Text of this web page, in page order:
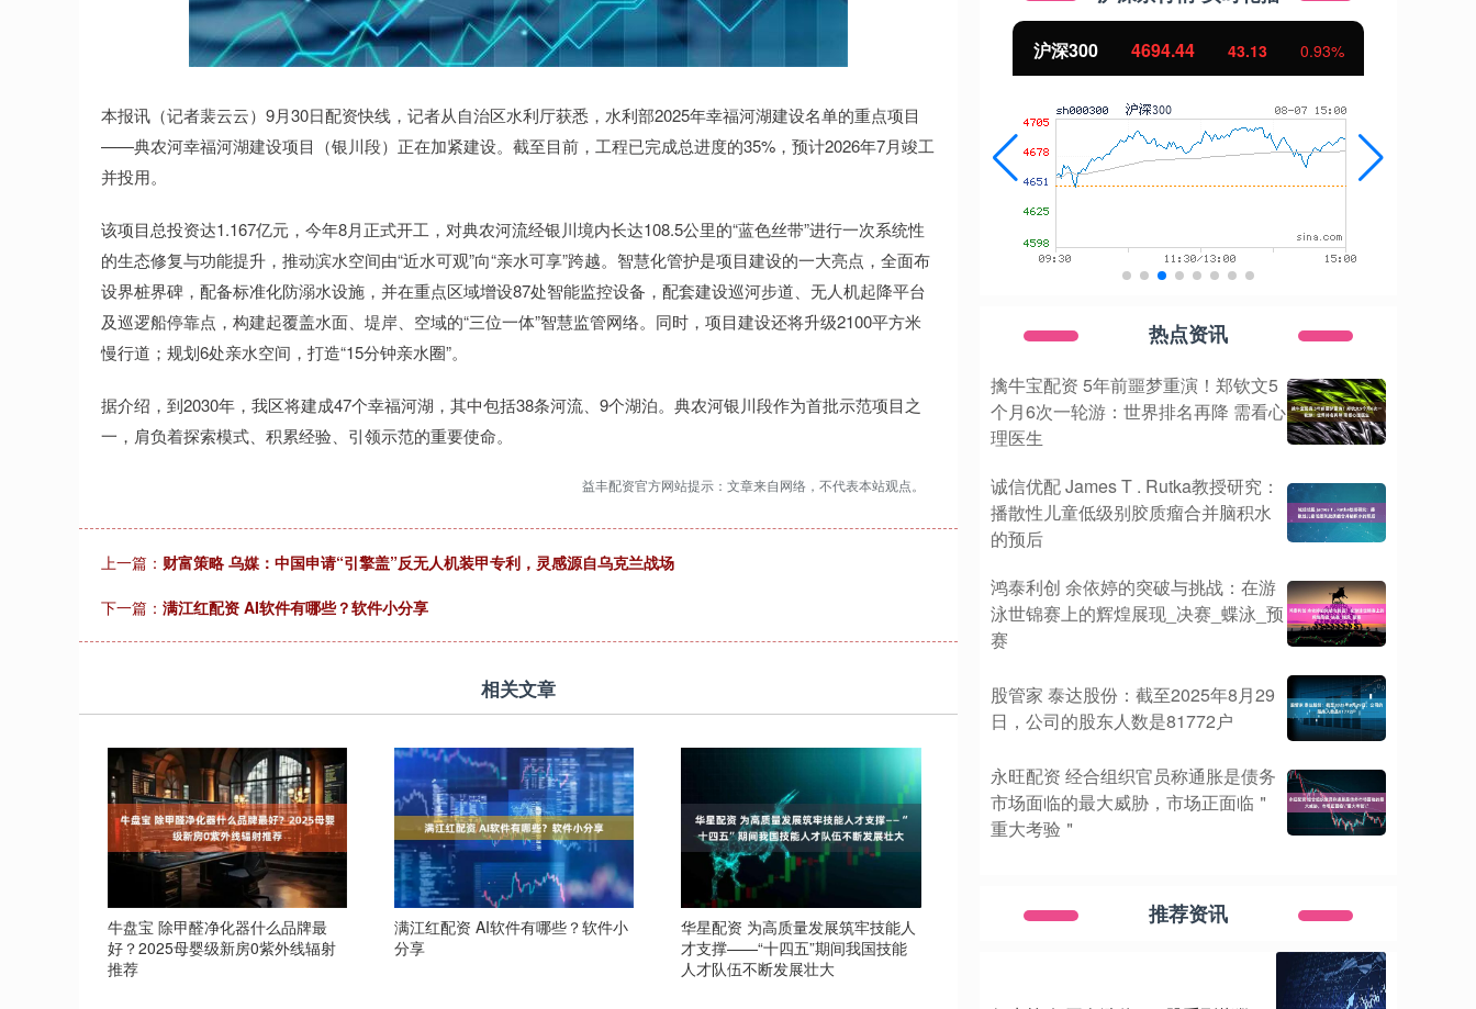
本报讯（记者裴云云）9月30日配资快线，记者从自治区水利厅获悉，水利部2025年幸福河湖建设名单的重点项目
——典农河幸福河湖建设项目（银川段）正在加紧建设。截至目前，工程已完成总进度的35%，预计2026年7月竣工
并投用。
该项目总投资达1.167亿元，今年8月正式开工，对典农河流经银川境内长达108.5公里的“蓝色丝带”进行一次系统性
的生态修复与功能提升，推动滨水空间由“近水可观”向“亲水可享”跨越。智慧化管护是项目建设的一大亮点，全面布
设界桩界碑，配备标准化防溺水设施，并在重点区域增设87处智能监控设备，配套建设巡河步道、无人机起降平台
及巡逻船停靠点，构建起覆盖水面、堤岸、空域的“三位一体”智慧监管网络。同时，项目建设还将升级2100平方米
慢行道；规划6处亲水空间，打造“15分钟亲水圈”。
据介绍，到2030年，我区将建成47个幸福河湖，其中包括38条河流、9个湖泊。典农河银川段作为首批示范项目之
一，肩负着探索模式、积累经验、引领示范的重要使命。
益丰配资官方网站提示：文章来自网络，不代表本站观点。
上一篇： 财富策略 乌媒：中国申请“引擎盖”反无人机装甲专利，灵感源自乌克兰战场
下一篇： 满江红配资 AI软件有哪些？软件小分享
相关文章
牛盘宝 除甲醛净化器什么品牌最
好？2025母婴级新房0紫外线辐射
推荐
满江红配资 AI软件有哪些？软件小
分享
华星配资 为高质量发展筑牢技能人
才支撑——“十四五”期间我国技能
人才队伍不断发展壮大
深证成指 14311.01 200.89 1.42% 沪深300 4694.44 北证50 1134.24 11.37 1.01%
热点资讯
擒牛宝配资 5年前噩梦重演！郑钦文5
个月6次一轮游：世界排名再降 需看心
理医生
诚信优配 James T . Rutka教授研究：
播散性儿童低级别胶质瘤合并脑积水
的预后
鸿泰利创 余依婷的突破与挑战：在游
泳世锦赛上的辉煌展现_决赛_蝶泳_预
赛
股管家 泰达股份：截至2025年8月29
日，公司的股东人数是81772户
永旺配资 经合组织官员称通胀是债务
市场面临的最大威胁，市场正面临＂
重大考验＂
推荐资讯